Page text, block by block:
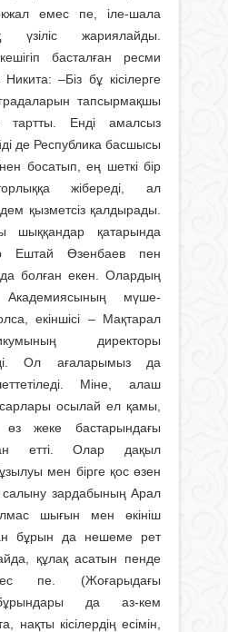
емес пе, іле-шала
үзіліс жариялайды.
басталған ресми
–Біз бұ кісілерге
тапсырмақшы
тартты. Енді амалсыз
де Республика басшысы
босатып, ең шеткі бір
жібереді, ал
қызметсіз қалдырады.
қатарында
Ештай Өзенбаев пен
да болған екен. Олардың
мүше-
екіншісі – Мақтарал
директоры
Ол ағаларымыз да
Міне, алаш
осылай ел қамы,
жеке бастарындағы
етті. Олар дақыл
мен бірге қос өзен
зардабының Арал
шығын мен өкініш
бұрын да нешеме рет
құлақ асатын пенде
пе. (Жоғарыдағы
да аз-кем
нақты кісілердің есімін,